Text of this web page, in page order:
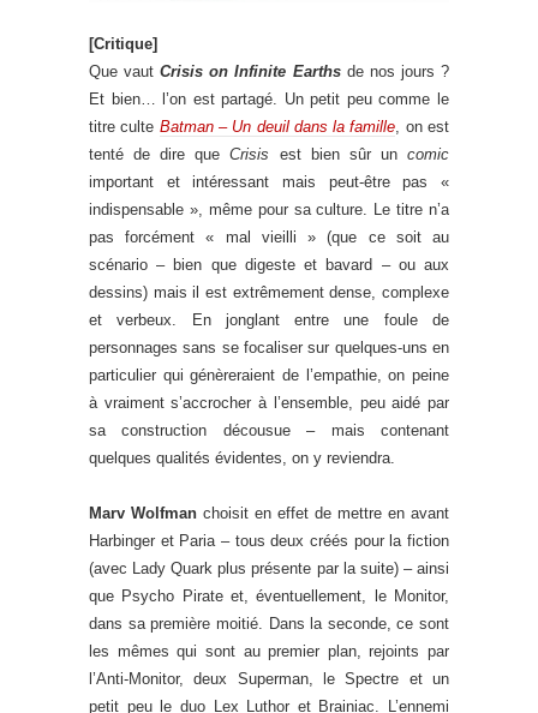
[Critique]
Que vautCrisis on Infinite Earthsde nos jours ?
Et bien… l’on est partagé. Un petit peu comme le
titre culte Batman – Un deuil dans la famille, on est
tenté de dire queCrisis est bien sûr uncomic
important et intéressant mais peut-être pas «
indispensable », même pour sa culture. Le titre n’a
pas forcément « mal vieilli » (que ce soit au
scénario – bien que digeste et bavard – ou aux
dessins) mais il est extrêmement dense, complexe
et verbeux. En jonglant entre une foule de
personnages sans se focaliser sur quelques-uns en
particulier qui génèreraient de l’empathie, on peine
à vraiment s’accrocher à l’ensemble, peu aidé par
sa construction décousue – mais contenant
quelques qualités évidentes, on y reviendra.
Marv Wolfman choisit en effet de mettre en avant
Harbinger et Paria – tous deux créés pour la fiction
(avec Lady Quark plus présente par la suite) – ainsi
que Psycho Pirate et, éventuellement, le Monitor,
dans sa première moitié. Dans la seconde, ce sont
les mêmes qui sont au premier plan, rejoints par
l’Anti-Monitor, deux Superman, le Spectre et un
petit peu le duo Lex Luthor et Brainiac. L’ennemi